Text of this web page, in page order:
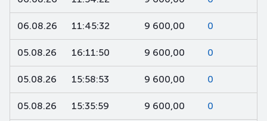
06.08.26 11:45:32 9 600,00 0
05.08.26 16:11:50 9 600,00 0
05.08.26 15:58:53 9 600,00 0
05.08.26 15:35:59 9 600,00 0